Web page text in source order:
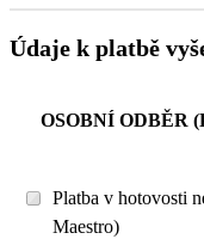
Údaje k platbě
OSOBNÍ ODBĚR
Platba v hotovosti
Maestro)